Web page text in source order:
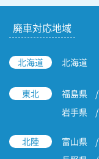
廃車対応地域
北海道 北海道
東北 福島県
岩手県
北陸 富山県